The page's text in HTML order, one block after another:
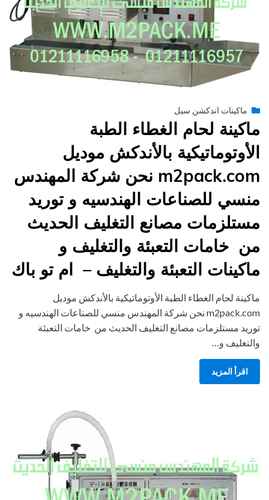
byengmansyPosted
يونيو 29, 2015
ماكينات اندكشن سيل
ماكينة لحام الغطاء الطبة
الأوتوماتيكية بالأندكش موديل
m2pack.com نحن شركة المهندس
منسي للصناعات الهندسيه و توريد
مستلزمات مصانع التغليف الحديث
من خامات التعبئة والتغليف و
ماكينات التعبئة والتغليف – ام تو باك
ماكينة لحام الغطاء الطبة الأوتوماتيكية بالأندكش موديل
m2pack.com نحن شركة المهندس منسي للصناعات الهندسيه و
توريد مستلزمات مصانع التغليف الحديث من خامات التعبئة
والتغليف و…
اقرأ المزيد